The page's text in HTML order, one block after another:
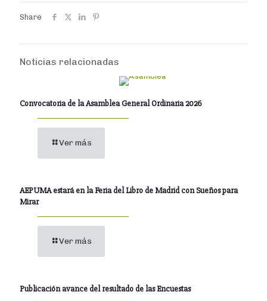
Share
Noticias relacionadas
Convocatoria de la Asamblea General Ordinaria 2026
Ver más
AEPUMA estará en la Feria del Libro de Madrid con Sueños para
Mirar
Ver más
Publicación avance del resultado de las Encuestas